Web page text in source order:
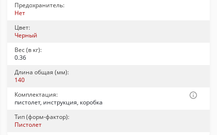
Предохранитель:
Нет
Цвет:
Черный
Вес (в кг):
0.36
Длина общая (мм):
140
Комплектация:
пистолет, инструкция, коробка
Тип (форм-фактор):
Пистолет